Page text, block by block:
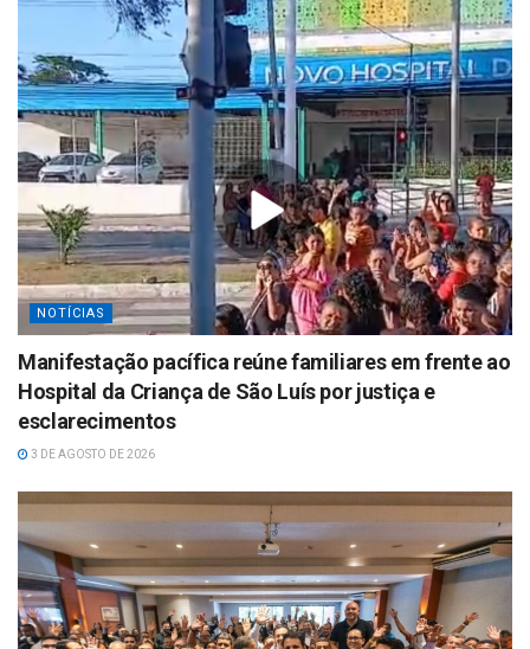
NOTÍCIAS
Manifestação pacífica reúne familiares em frente ao
Hospital da Criança de São Luís por justiça e
esclarecimentos
3 DE AGOSTO DE 2026